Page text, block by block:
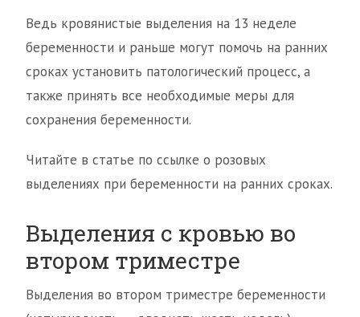
Ведь кровянистые выделения на 13 неделе
беременности и раньше могут помочь на ранних
сроках установить патологический процесс, а
также принять все необходимые меры для
сохранения беременности.
Читайте в статье по ссылке о розовых
выделениях при беременности на ранних сроках.
Выделения с кровью во
втором триместре
Выделения во втором триместре беременности